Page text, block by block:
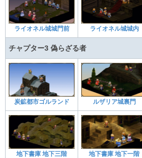
ライオネル城城門前 ライオネル城城内
チャプター3 偽らざる者
炭鉱都市ゴルランド ルザリア城裏門
地下書庫 地下三階 地下書庫 地下一階